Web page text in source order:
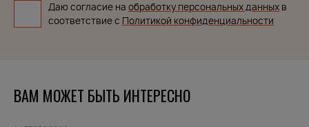
Даю согласие на обработку персональных данных в
соответствие с Политикой конфиденциальности
ВАМ МОЖЕТ БЫТЬ ИНТЕРЕСНО